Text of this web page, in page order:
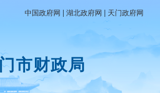
中国政府网 | 湖北政府网 | 天门政府网
市财政局